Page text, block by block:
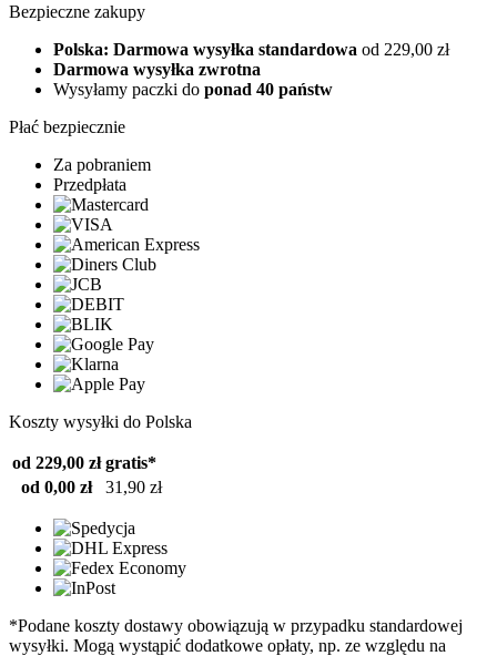
Bezpieczne zakupy
Polska: Darmowa wysyłka standardowa od 229,00 zł
Darmowa wysyłka zwrotna
Wysyłamy paczki do ponad 40 państw
Płać bezpiecznie
Za pobraniem
Przedpłata
Koszty wysyłki do Polska
od 229,00 zł gratis*
od 0,00 zł
31,90 zł
*Podane koszty dostawy obowiązują w przypadku standardowej
wysyłki. Mogą wystąpić dodatkowe opłaty, np. ze względu na